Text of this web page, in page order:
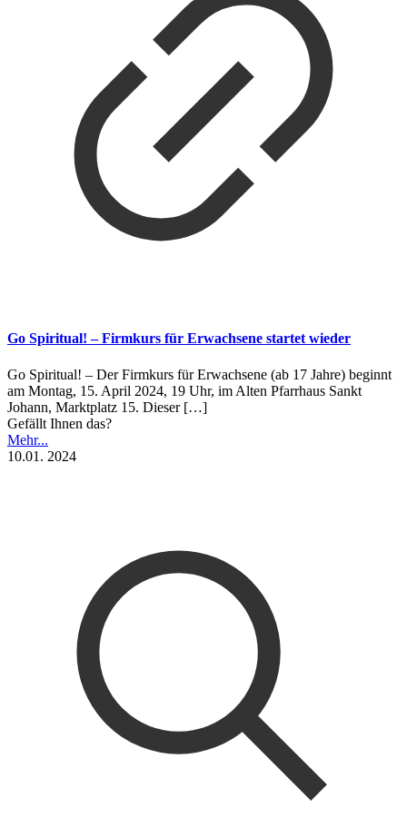
Go Spiritual! – Firmkurs für Erwachsene startet wieder
Go Spiritual! – Der Firmkurs für Erwachsene (ab 17 Jahre) beginnt
am Montag, 15. April 2024, 19 Uhr, im Alten Pfarrhaus Sankt
Johann, Marktplatz 15. Dieser[…]
Gefällt Ihnen das?
Mehr...
10.01. 2024